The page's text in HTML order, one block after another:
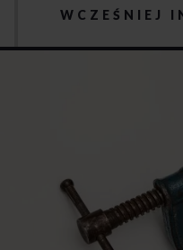
WCZEŚNIEJ